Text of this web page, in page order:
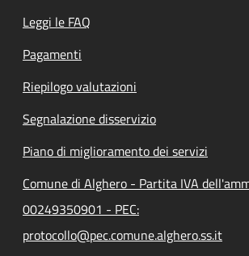
Leggi le FAQ
Pagamenti
Riepilogo valutazioni
Segnalazione disservizio
Piano di miglioramento dei servizi
Comune di Alghero - Partita IVA
00249350901 - PEC:
protocollo@pec.comune.alghero.ss.it